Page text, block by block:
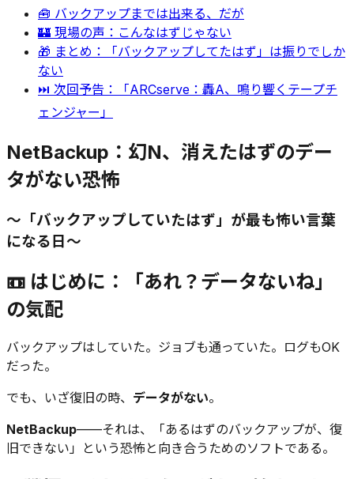
🧰 バックアップまでは出来る、だが
🏰 現場の声：こんなはずじゃない
🎁 まとめ：「バックアップしてたはず」は振りでしか
ない
⏭ 次回予告：「ARCserve：轟A、鳴り響くテープチ
ェンジャー」
NetBackup：幻N、消えたはずのデー
タがない恐怖
〜「バックアップしていたはず」が最も怖い言葉
になる日〜
📼 はじめに：「あれ？データないね」
の気配
バックアップはしていた。ジョブも通っていた。ログもOK
だった。
でも、いざ復旧の時、 データがない。
NetBackup——それは、「あるはずのバックアップが、復
旧できない」という恐怖と向き合うためのソフトである。